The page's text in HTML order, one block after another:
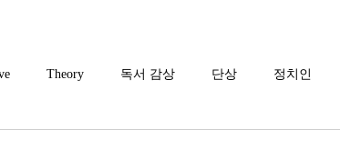
Theory 독서 감상 단상 정치인